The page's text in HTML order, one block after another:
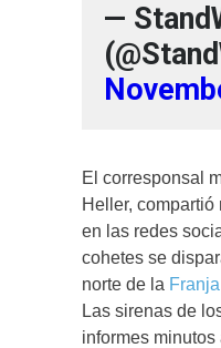
—
El corresponsal
Heller,
en las redes
cohetes se
norte de la
Las sirenas de
informes